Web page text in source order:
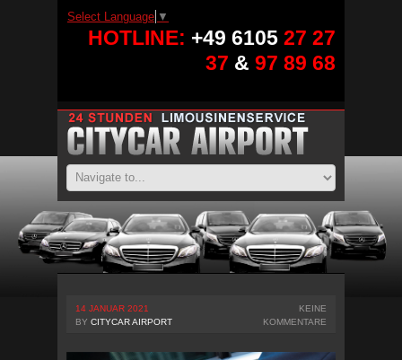
Select Language ▼
HOTLINE: +49 6105 27 27
37 & 97 89 68
14 JANUAR 2021
BY CITYCAR AIRPORT
KEINE
KOMMENTARE